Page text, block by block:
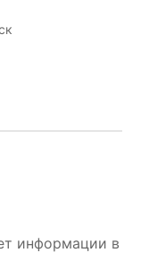
информации в